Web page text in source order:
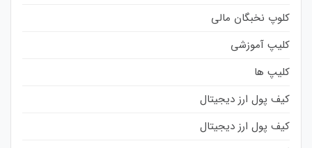
کلوپ نخبگان مالی
کلیپ آموزشی
کلیپ ها
کیف پول ارز دیجیتال
کیف پول ارز دیجیتال